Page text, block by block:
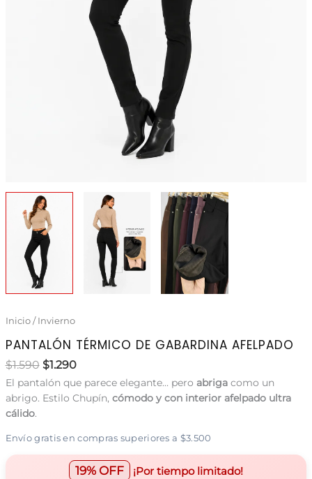
Inicio/ Invierno
PANTALÓN TÉRMICO DE GABARDINA AFELPADO
$1.590 El
precio
original
$1.290El
precio
actual
El pantalón que parece elegante… pero abrigacomo un
abrigo. Estilo Chupín, cómodo y con interior afelpado ultra
cálido.
Envío gratis en compras superiores a $3.500
19% OFF
¡Por tiempo limitado!